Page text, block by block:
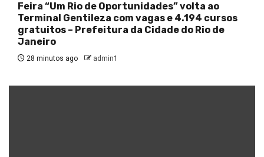
Feira “Um Rio de Oportunidades” volta ao
Terminal Gentileza com vagas e 4.194 cursos
gratuitos – Prefeitura da Cidade do Rio de
Janeiro
28 minutos ago admin1